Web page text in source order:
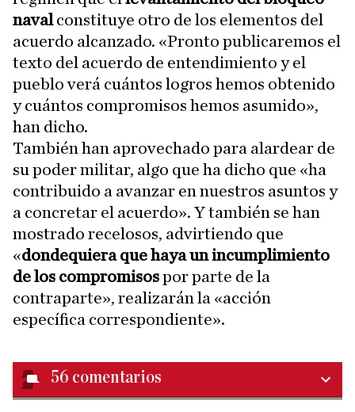
navalconstituye otro de los elementos del
acuerdo alcanzado. «Pronto publicaremos el
texto del acuerdo de entendimiento y el
pueblo verá cuántos logros hemos obtenido
y cuántos compromisos hemos asumido»,
han dicho.
También han aprovechado para alardear de
su poder militar, algo que ha dicho que «ha
contribuido a avanzar en nuestros asuntos y
a concretar el acuerdo». Y también se han
mostrado recelosos, advirtiendo que
«dondequiera que haya un incumplimiento
de los compromisospor parte de la
contraparte», realizarán la «acción
específica correspondiente».
56 comentarios